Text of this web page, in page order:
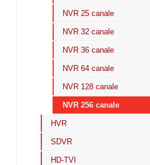
NVR 25 canale
NVR 32 canale
NVR 36 canale
NVR 64 canale
NVR 128 canale
NVR 256 canale
HVR
SDVR
HD-TVI